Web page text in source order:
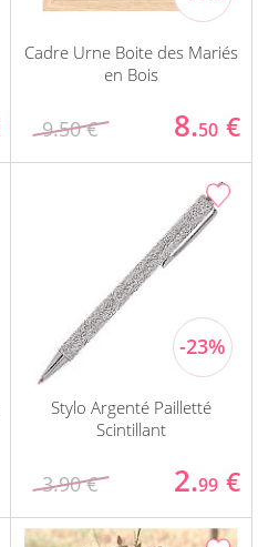
Cadre Urne Boite des Mariés
en Bois
9.50 € 8.50 €
Stylo Argenté Pailletté
Scintillant
3.90 € 2.99 €